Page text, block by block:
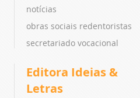
notícias
obras sociais redentoristas
secretariado vocacional
Editora Ideias &
Letras